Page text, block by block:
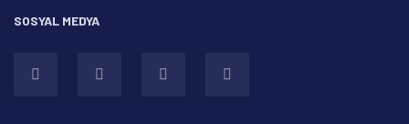
SOSYAL MEDYA